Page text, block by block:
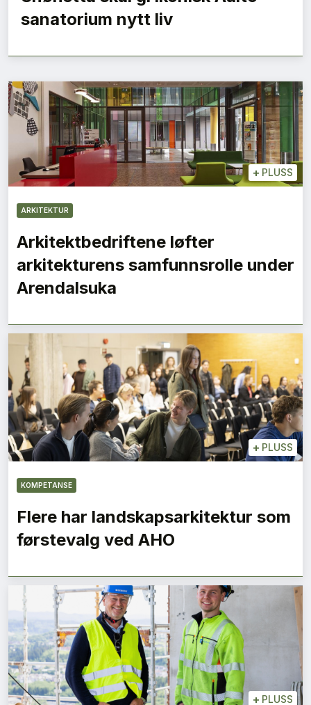
sanatorium nytt liv
+ PLUSS
ARKITEKTUR
Arkitektbedriftene løfter
arkitekturens samfunnsrolle under
Arendalsuka
+ PLUSS
KOMPETANSE
Flere har landskapsarkitektur som
førstevalg ved AHO
+ PLUSS